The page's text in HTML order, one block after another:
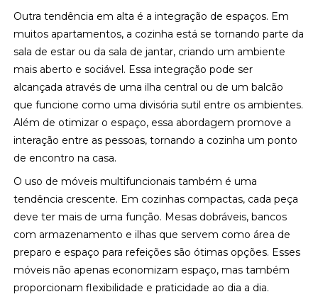
Outra tendência em alta é a integração de espaços. Em
muitos apartamentos, a cozinha está se tornando parte da
sala de estar ou da sala de jantar, criando um ambiente
mais aberto e sociável. Essa integração pode ser
alcançada através de uma ilha central ou de um balcão
que funcione como uma divisória sutil entre os ambientes.
Além de otimizar o espaço, essa abordagem promove a
interação entre as pessoas, tornando a cozinha um ponto
de encontro na casa.
O uso de móveis multifuncionais também é uma
tendência crescente. Em cozinhas compactas, cada peça
deve ter mais de uma função. Mesas dobráveis, bancos
com armazenamento e ilhas que servem como área de
preparo e espaço para refeições são ótimas opções. Esses
móveis não apenas economizam espaço, mas também
proporcionam flexibilidade e praticidade ao dia a dia.